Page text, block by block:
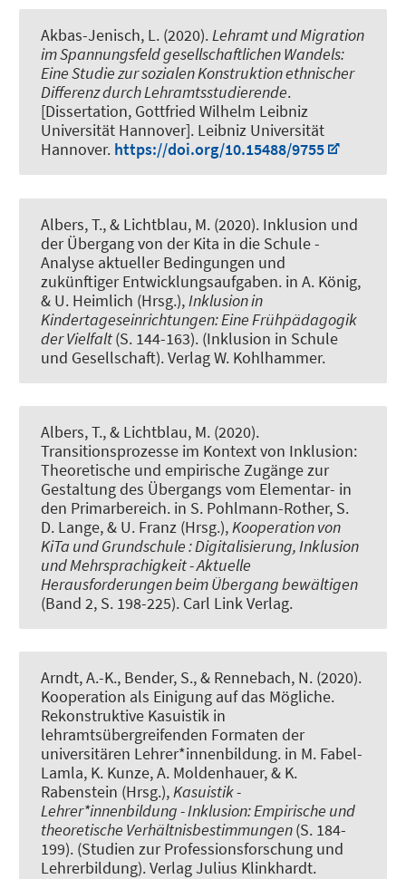
Akbas-Jenisch, L. (2020).Lehramt und Migration
im Spannungsfeld gesellschaftlichen Wandels:
Eine Studie zur sozialen Konstruktion ethnischer
Differenz durch Lehramtsstudierende.
[Dissertation, Gottfried Wilhelm Leibniz
Universität Hannover]. Leibniz Universität
Hannover. https://doi.org/10.15488/9755
Albers, T., & Lichtblau, M. (2020). Inklusion und
der Übergang von der Kita in die Schule -
Analyse aktueller Bedingungen und
zukünftiger Entwicklungsaufgaben. in A. König,
& U. Heimlich (Hrsg.), Inklusion in
Kindertageseinrichtungen: Eine Frühpädagogik
der Vielfalt(S. 144-163). (Inklusion in Schule
und Gesellschaft). Verlag W. Kohlhammer.
Albers, T., & Lichtblau, M. (2020).
Transitionsprozesse im Kontext von Inklusion:
Theoretische und empirische Zugänge zur
Gestaltung des Übergangs vom Elementar- in
den Primarbereich. in S. Pohlmann-Rother, S.
D. Lange, & U. Franz (Hrsg.),Kooperation von
KiTa und Grundschule : Digitalisierung, Inklusion
und Mehrsprachigkeit - Aktuelle
Herausforderungen beim Übergang bewältigen
(Band 2, S. 198-225). Carl Link Verlag.
Arndt, A.-K., Bender, S., & Rennebach, N. (2020).
Kooperation als Einigung auf das Mögliche.
Rekonstruktive Kasuistik in
lehramtsübergreifenden Formaten der
universitären Lehrer*innenbildung. in M. Fabel-
Lamla, K. Kunze, A. Moldenhauer, & K.
Rabenstein (Hrsg.),Kasuistik -
Lehrer*innenbildung - Inklusion: Empirische und
theoretische Verhältnisbestimmungen(S. 184-
199). (Studien zur Professionsforschung und
Lehrerbildung). Verlag Julius Klinkhardt.